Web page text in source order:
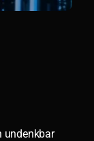
undenkbar